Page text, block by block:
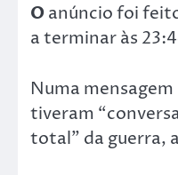
Oanúncio foi
a terminar às
Numa
tiveram
total” da guerra,